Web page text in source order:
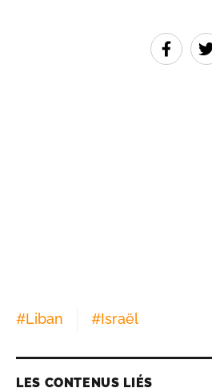
#Liban #Israël
LES CONTENUS LIÉS